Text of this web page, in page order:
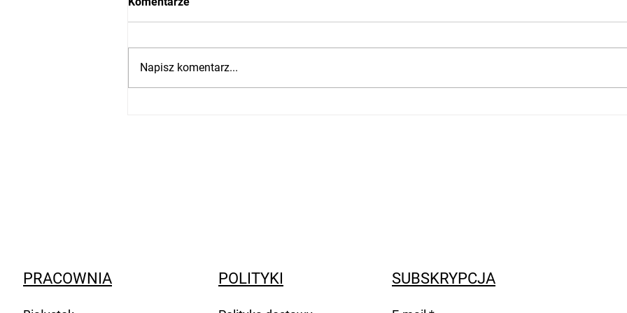
Napisz komentarz...
PRACOWNIA POLITYKI SUBSKRYPCJA